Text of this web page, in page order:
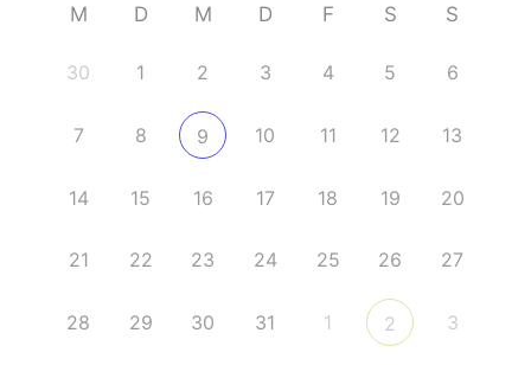
M D M D F S S
30 1 2 3 4 5 6
7 8 9 10 11 12 13
14 15 16 17 18 19 20
21 22 23 24 25 26 27
28 29 30 31 1 2 3